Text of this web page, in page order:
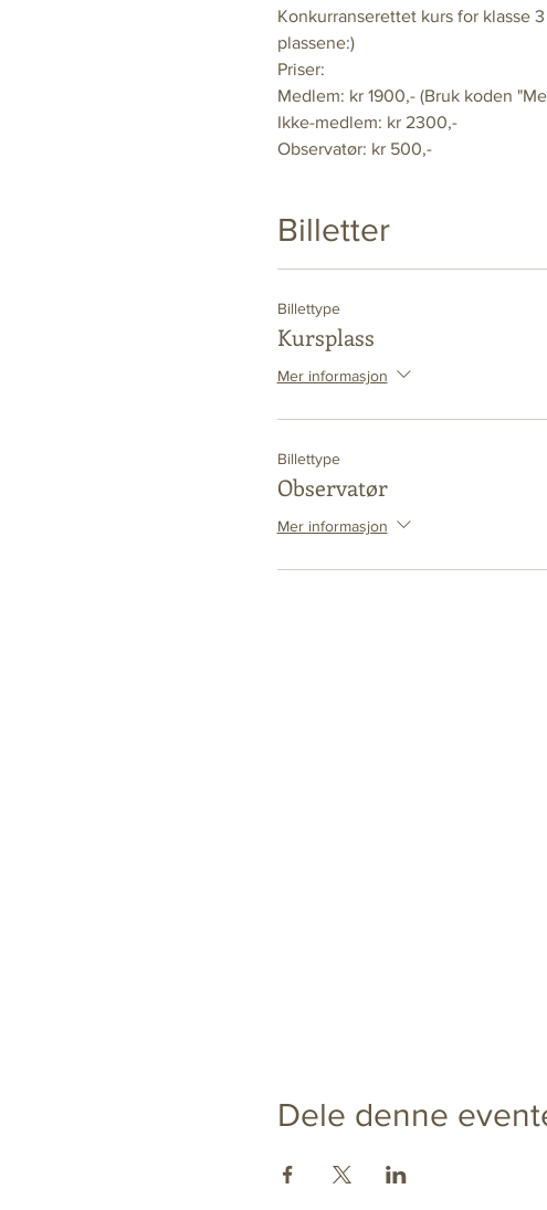
Konkurranserettet kurs for klasse
plassene:)
Priser:
Medlem: kr 1900,- (Bruk koden
Ikke-medlem: kr 2300,-
Observatør: kr 500,-
Billetter
Billettype
Kursplass
Mer informasjon
Billettype
Observatør
Mer informasjon
Dele denne